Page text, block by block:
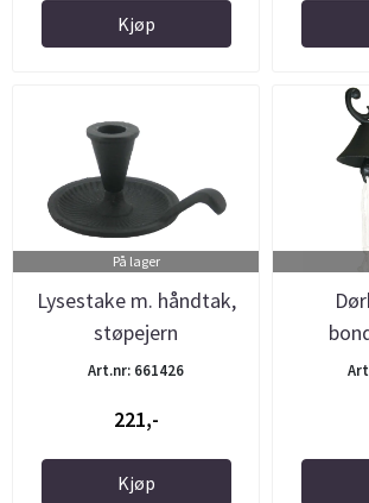
Kjøp
På lager
Lysestake m. håndtak,
støpejern
Art.nr: 661426
221,-
Kjøp